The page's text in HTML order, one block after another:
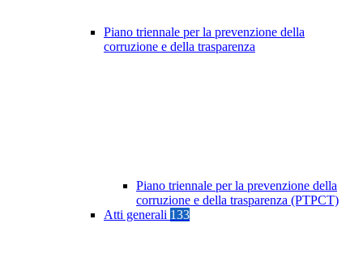
Piano triennale per la prevenzione della
corruzione e della trasparenza
Piano triennale per la prevenzione della
corruzione e della trasparenza (PTPCT)
Atti generali 133